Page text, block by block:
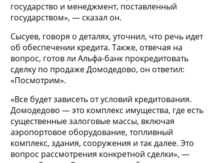
государство и менеджмент, поставленный
государством», — сказал он.
Сысуев, говоря о деталях, уточнил, что речь идет
об обеспечении кредита. Также, отвечая на
вопрос, готов ли Альфа-банк прокредитовать
сделку по продаже Домодедово, он ответил:
«Посмотрим».
«Все будет зависеть от условий кредитования.
Домодедово — это комплекс имущества, где есть
существенные залоговые массы, включая
аэропортовое оборудование, топливный
комплекс, здания, сооружения и так далее. Это
вопрос рассмотрения конкретной сделки», —